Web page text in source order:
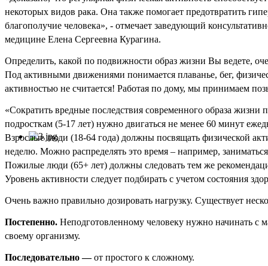
некоторых видов рака. Она также помогает предотвратить
благополучие человека», - отмечает заведующий
медицине Елена Сергеевна Курагина.
Определить, какой по подвижности образ жизни Вы ведете,
Под активными движениями понимается плаванье, бег,
активностью не считается! Работая по дому, мы принимаем
«Сократить вредные последствия современного образа
подросткам (5-17 лет) нужно двигаться не менее 60 минут
Взрослые люди (18-64 года) должны посвящать физической
неделю. Можно распределять это время – например,
Пожилые люди (65+ лет) должны следовать тем же
Уровень активности следует подбирать с учетом состояния
Очень важно правильно дозировать нагрузку. Существует
Постепенно. Неподготовленному человеку нужно начинать с
своему организму.
Последовательно —от простого к сложному.